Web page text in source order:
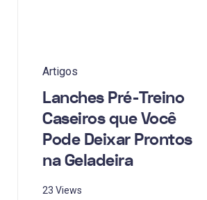
Artigos
Lanches Pré-Treino
Caseiros que Você
Pode Deixar Prontos
na Geladeira
23 Views